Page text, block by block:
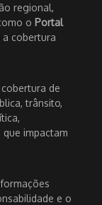
regional,
o Portal
cobertura
de
trânsito,
impactam
e o